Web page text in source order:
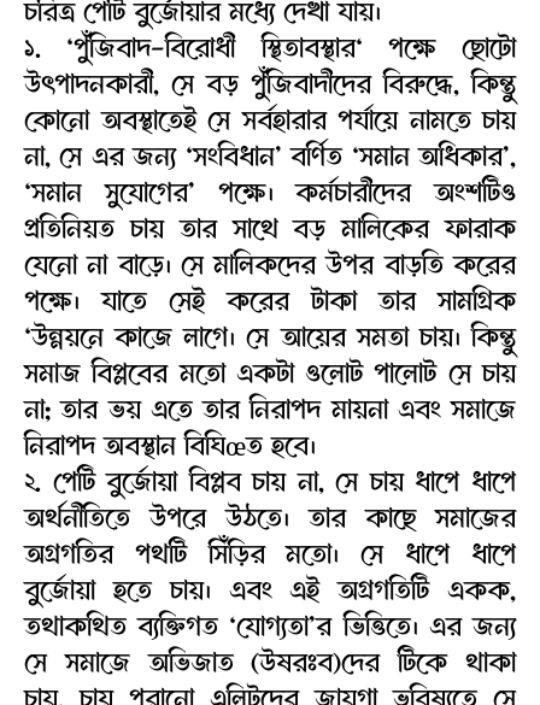
চরিত্র পেটি বুর্জোয়ার মধ্যে দেখা যায়।
১. ‘পুঁজিবাদ-বিরোধী স্থিতাবস্থার‘ পক্ষে ছোটো
উৎপাদনকারী, সে বড় পুঁজিবাদীদের বিরুদ্ধে, কিন্তু
কোনো অবস্থাতেই সে সর্বহারার পর্যায়ে নামতে চায়
না, সে এর জন্য ‘সংবিধান’ বর্ণিত ‘সমান অধিকার’,
‘সমান সুযোগের’ পক্ষে। কর্মচারীদের অংশটিও
প্রতিনিয়ত চায় তার সাথে বড় মালিকের ফারাক
যেনো না বাড়ে। সে মালিকদের উপর বাড়তি করের
পক্ষে। যাতে সেই করের টাকা তার সামগ্রিক
‘উন্নয়নে কাজে লাগে। সে আয়ের সমতা চায়। কিন্তু
সমাজ বিপ্লবের মতো একটা ওলোট পালোট সে চায়
না; তার ভয় এতে তার নিরাপদ মায়না এবং সমাজে
নিরাপদ অবস্থান বিঘিœত হবে।
২. পেটি বুর্জোয়া বিপ্লব চায় না, সে চায় ধাপে ধাপে
অর্থনীতিতে উপরে উঠতে। তার কাছে সমাজের
অগ্রগতির পথটি সিঁড়ির মতো। সে ধাপে ধাপে
বুর্জোয়া হতে চায়। এবং এই অগ্রগতিটি একক,
তথাকথিত ব্যক্তিগত ‘যোগ্যতা’র ভিত্তিতে। এর জন্য
সে সমাজে অভিজাত (ঊষরঃব)দের টিকে থাকা